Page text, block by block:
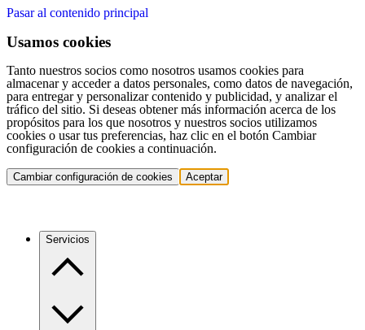
Pasar al contenido principal
Usamos cookies
Tanto nuestros socios como nosotros usamos cookies para
almacenar y acceder a datos personales, como datos de navegación,
para entregar y personalizar contenido y publicidad, y analizar el
tráfico del sitio. Si deseas obtener más información acerca de los
propósitos para los que nosotros y nuestros socios utilizamos
cookies o usar tus preferencias, haz clic en el botón Cambiar
configuración de cookies a continuación.
Cambiar configuración de cookies Aceptar
Servicios